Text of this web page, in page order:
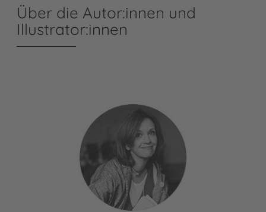
Über die Autor:innen und
Illustrator:innen